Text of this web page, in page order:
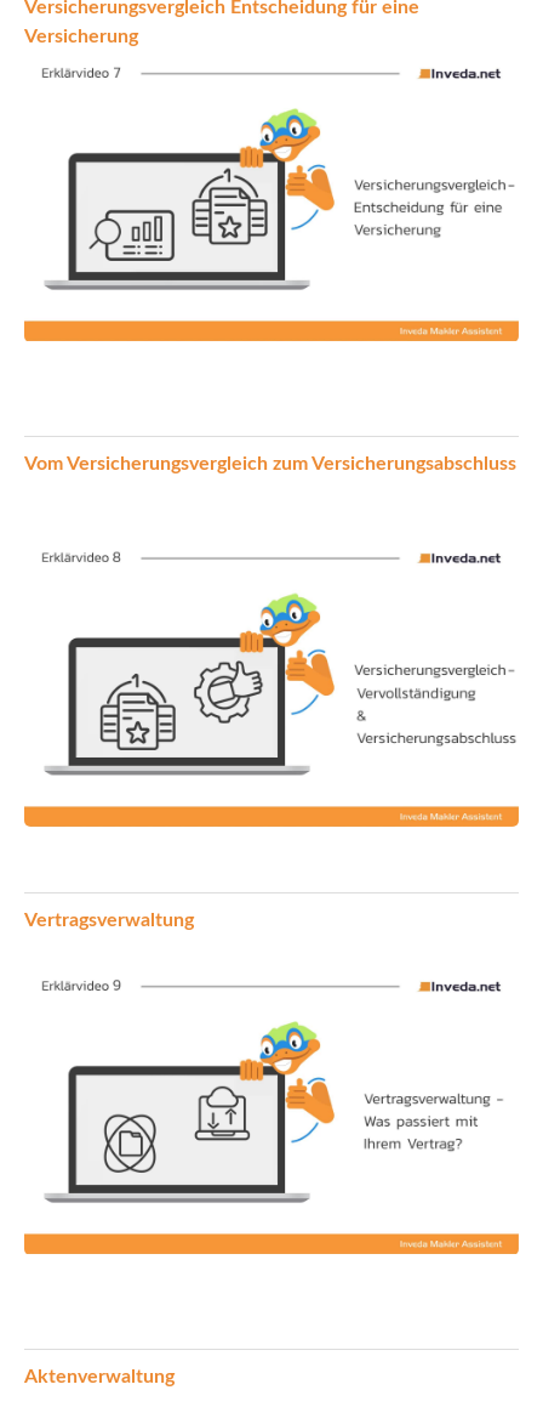
Versicherungsvergleich Entscheidung für eine
Versicherung
Vom Versicherungsvergleich zum Versicherungsabschluss
Vertragsverwaltung
Aktenverwaltung